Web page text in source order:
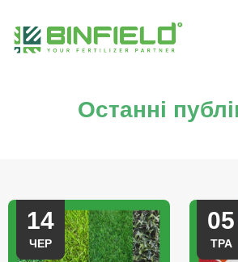
Останні
14
ЧЕР
05
ТРА